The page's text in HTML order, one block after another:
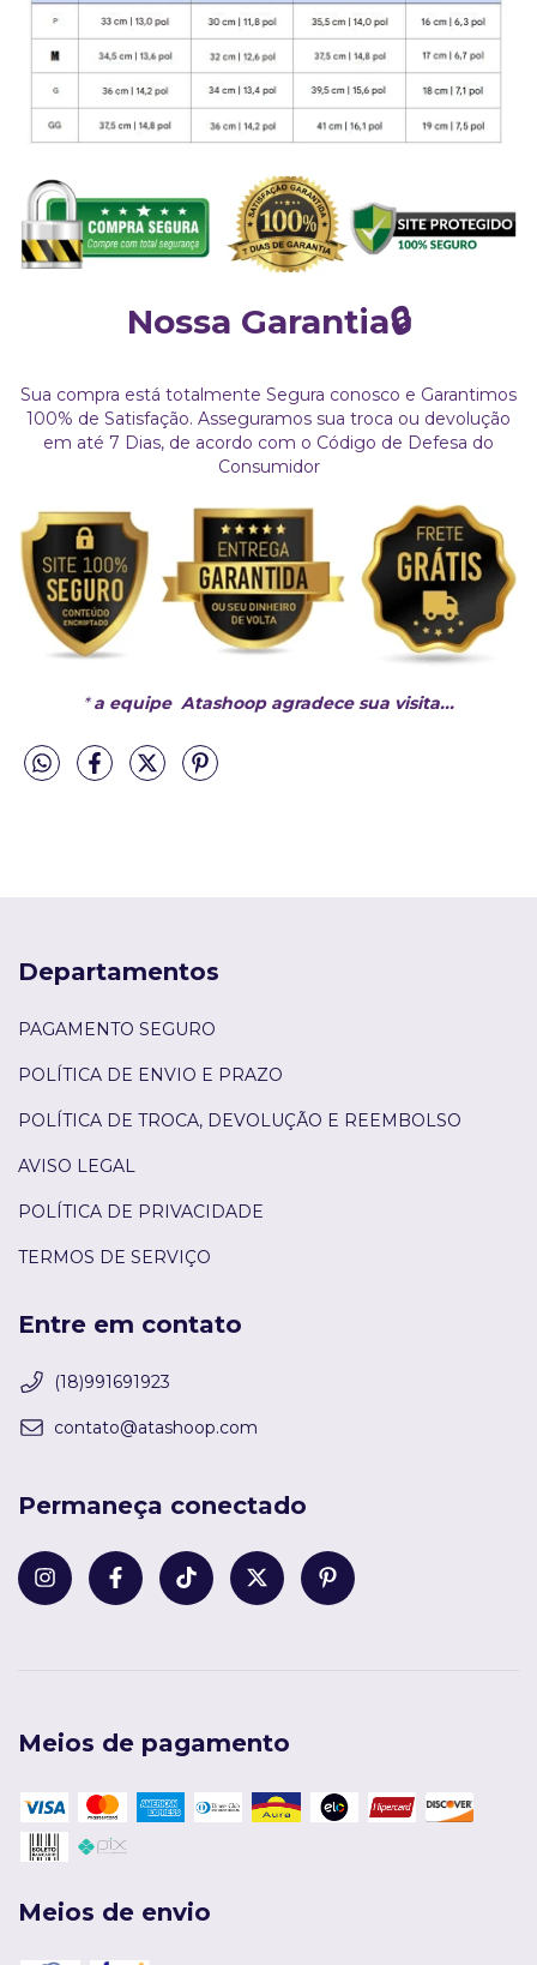
Nossa Garantia🔒
Sua compra está totalmente Segura conosco e Garantimos
100% de Satisfação. Asseguramos sua troca ou devolução
em até 7 Dias, de acordo com o Código de Defesa do
Consumidor
*a equipe Atashoop agradece sua visita...
Departamentos
PAGAMENTO SEGURO
POLÍTICA DE ENVIO E PRAZO
POLÍTICA DE TROCA, DEVOLUÇÃO E REEMBOLSO
AVISO LEGAL
POLÍTICA DE PRIVACIDADE
TERMOS DE SERVIÇO
Entre em contato
(18)991691923
contato@atashoop.com
Permaneça conectado
Meios de pagamento
Meios de envio